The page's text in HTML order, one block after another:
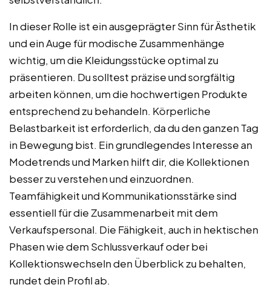
In dieser Rolle ist ein ausgeprägter Sinn für Ästhetik
und ein Auge für modische Zusammenhänge
wichtig, um die Kleidungsstücke optimal zu
präsentieren. Du solltest präzise und sorgfältig
arbeiten können, um die hochwertigen Produkte
entsprechend zu behandeln. Körperliche
Belastbarkeit ist erforderlich, da du den ganzen Tag
in Bewegung bist. Ein grundlegendes Interesse an
Modetrends und Marken hilft dir, die Kollektionen
besser zu verstehen und einzuordnen.
Teamfähigkeit und Kommunikationsstärke sind
essentiell für die Zusammenarbeit mit dem
Verkaufspersonal. Die Fähigkeit, auch in hektischen
Phasen wie dem Schlussverkauf oder bei
Kollektionswechseln den Überblick zu behalten,
rundet dein Profil ab.